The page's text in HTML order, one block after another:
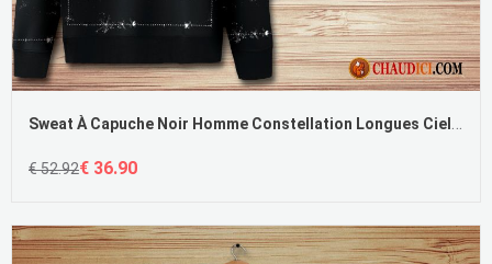
Sweat À Capuche Noir Homme Constellation Longues Ciel Étoilé Homme Décontractée
€ 52.92€ 36.90